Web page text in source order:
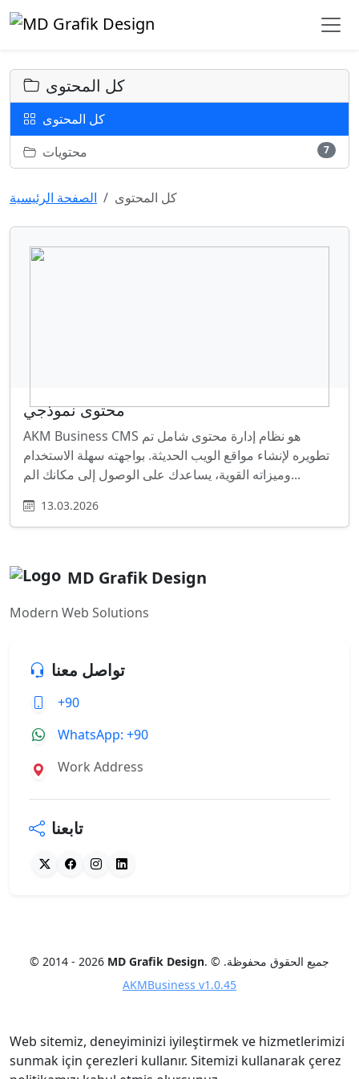
كل المحتوى
كل المحتوى
محتويات
7
الصفحة الرئيسية كل المحتوى
محتوى نموذجي
AKM Business CMS هو نظام إدارة محتوى شامل تم
تطويره لإنشاء مواقع الويب الحديثة. بواجهته سهلة الاستخدام
وميزاته القوية، يساعدك على الوصول إلى مكانك الم...
13.03.2026
MD Grafik Design
Modern Web Solutions
تواصل معنا
+90
WhatsApp: +90
Work Address
تابعنا
© 2014 - 2026 MD Grafik Design
. © .جميع الحقوق محفوظة
AKMBusiness v1.0.45
Web sitemiz, deneyiminizi iyileştirmek ve hizmetlerimizi
sunmak için çerezleri kullanır. Sitemizi kullanarak çerez